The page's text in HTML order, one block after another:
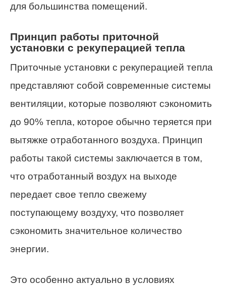
для большинства помещений.
Принцип работы приточной
установки с рекуперацией тепла
Приточные установки с рекуперацией тепла
представляют собой современные системы
вентиляции, которые позволяют сэкономить
до 90% тепла, которое обычно теряется при
вытяжке отработанного воздуха. Принцип
работы такой системы заключается в том,
что отработанный воздух на выходе
передает свое тепло свежему
поступающему воздуху, что позволяет
сэкономить значительное количество
энергии.
Это особенно актуально в условиях